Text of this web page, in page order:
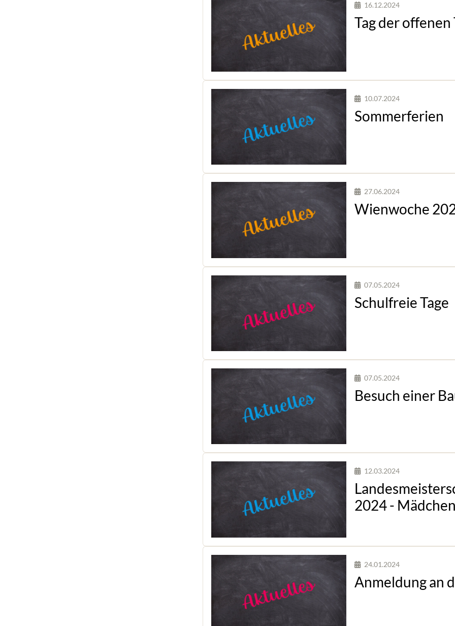
16.12.2024
Tag der offenen
10.07.2024
Sommerferien
27.06.2024
Wienwoche
07.05.2024
Schulfreie Tage
07.05.2024
Besuch einer
12.03.2024
2024 -
24.01.2024
Anmeldung an